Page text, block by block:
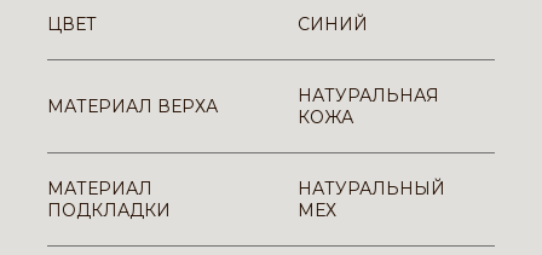
ЦВЕТ СИНИЙ
МАТЕРИАЛ ВЕРХА
НАТУРАЛЬНАЯ
КОЖА
МАТЕРИАЛ
ПОДКЛАДКИ
НАТУРАЛЬНЫЙ
МЕХ